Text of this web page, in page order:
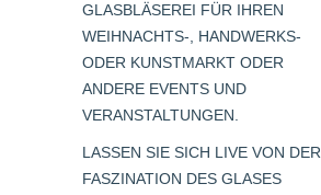
GLASBLÄSEREI FÜR IHREN
WEIHNACHTS-, HANDWERKS-
ODER KUNSTMARKT ODER
ANDERE EVENTS UND
VERANSTALTUNGEN.
LASSEN SIE SICH LIVE VON DER
FASZINATION DES GLASES